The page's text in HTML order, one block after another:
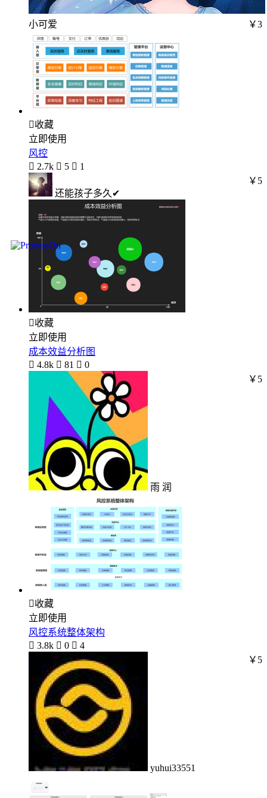
小可爱 ￥3
收藏
立即使用
风控
 2.7k  5  1
还能孩子多久✔
￥5
收藏
立即使用
成本效益分析图
 4.8k  81  0
雨 润
￥5
收藏
立即使用
风控系统整体架构
 3.8k  0  4
yuhui33551
￥5